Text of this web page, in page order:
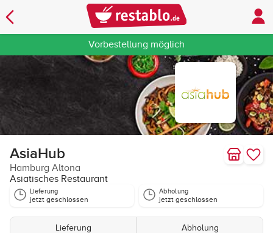
Vorbestellung möglich
AsiaHub
Hamburg Altona
Asiatisches Restaurant
Lieferung
jetzt geschlossen
Abholung
jetzt geschlossen
Lieferung Abholung